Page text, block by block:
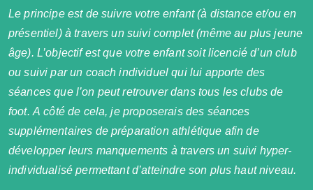
Le principe est de suivre votre enfant (à distance et/ou en
présentiel) à travers un suivi complet (même au plus jeune
âge). L’objectif est que votre enfant soit licencié d’un club
ou suivi par un coach individuel qui lui apporte des
séances que l’on peut retrouver dans tous les clubs de
foot. A côté de cela, je proposerais des séances
supplémentaires de préparation athlétique afin de
développer leurs manquements à travers un suivi hyper-
individualisé permettant d’atteindre son plus haut niveau.